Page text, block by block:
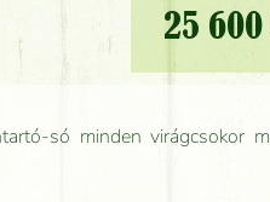
25 600
só minden virágcsokor